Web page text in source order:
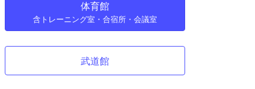
体育館
含トレーニング室・合宿所・会議室
武道館